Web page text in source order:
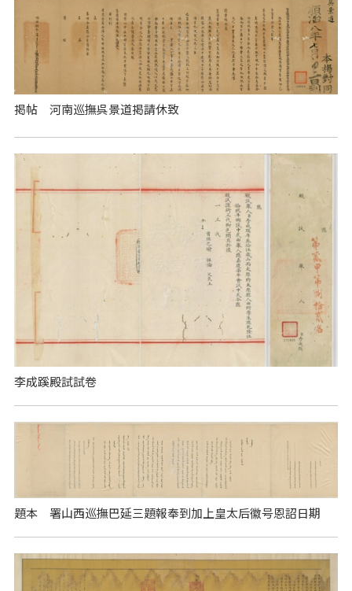
掲帖 河南巡撫呉景道掲請休致
李成蹊殿試試卷
題本 署山西巡撫巴延三題報奉到加上皇太后徽号恩詔日期